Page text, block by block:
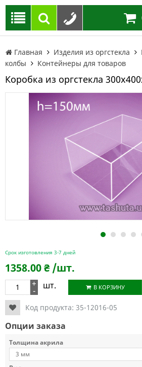
Главная Изделия из оргстекла
колбы
Контейнеры для товаров
Коробка из оргстекла
1 2 3 4
Срок изготовления 3-7 дней
1358.00₴ /шт.
+
- шт. В КОРЗИНУ
Код продукта: 35-12016-05
Опции заказа
Толщина акрила